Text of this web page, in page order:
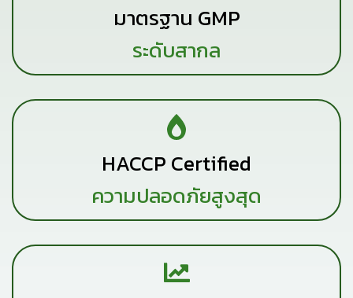
มาตรฐาน GMP
ระดับสากล
HACCP Certified
ความปลอดภัยสูงสุด